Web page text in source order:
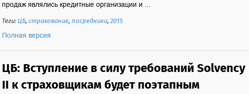
продаж являлись кредитные организации и ...
Теги:ЦБ,страхование,посредники,2015
Полная версия
ЦБ: Вступление в силу требований Solvency
II к страховщикам будет поэтапным